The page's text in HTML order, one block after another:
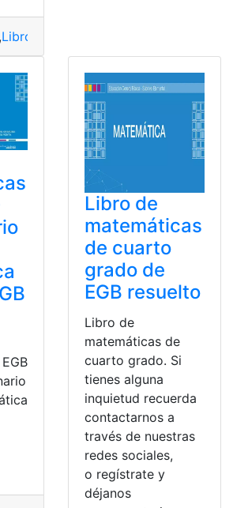
,Libro de matemáticas
Libro de
matemáticas
de cuarto
grado de
EGB resuelto
Libro de
matemáticas de
cuarto grado. Si
tienes alguna
inquietud recuerda
contactarnos a
través de nuestras
redes sociales,
o regístrate y
déjanos